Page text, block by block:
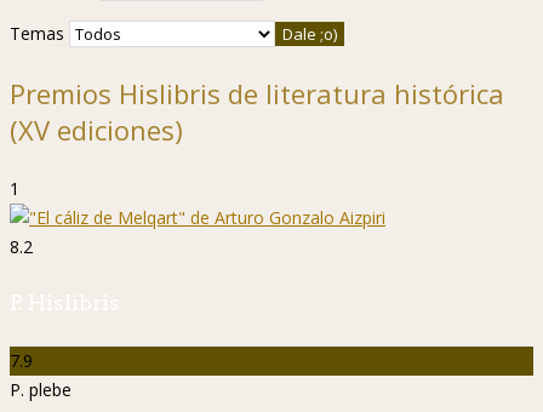
Temas
Premios Hislibris de literatura histórica
(XV ediciones)
1
8.2
P. Hislibris
7.9
P. plebe